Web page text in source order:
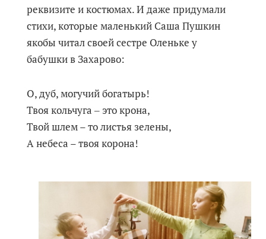
реквизите и костюмах. И даже придумали
стихи, которые маленький Саша Пушкин
якобы читал своей сестре Оленьке у
бабушки в Захарово:
О, дуб, могучий богатырь!
Твоя кольчуга ‒ это крона,
Твой шлем – то листья зелены,
А небеса – твоя корона!